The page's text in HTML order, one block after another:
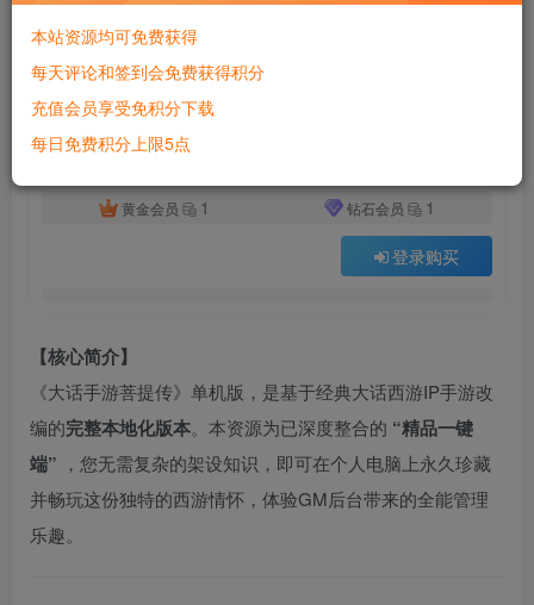
3 3464 972
此内容为付费资源，请付费后查看
黄金会员
1 钻石会员 1
登录购买
付费资源
【核心简介】
《大话手游菩提传》单机版，是基于经典大话西游IP手游改
编的完整本地化版本。本资源为已深度整合的 “精品一键
端” ，您无需复杂的架设知识，即可在个人电脑上永久珍藏
并畅玩这份独特的西游情怀，体验GM后台带来的全能管理
乐趣。
本站资源均可免费获得
每天评论和签到会免费获得积分
充值会员享受免积分下载
每日免费积分上限5点